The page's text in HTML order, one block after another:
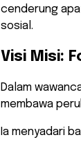
cenderung
sosial.
Visi Misi:
​Dalam
membawa
Ia menyadari